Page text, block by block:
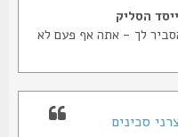
לך - אתה אף פעם לא